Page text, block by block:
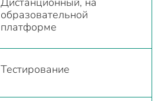
образовательной
платформе
Тестирование